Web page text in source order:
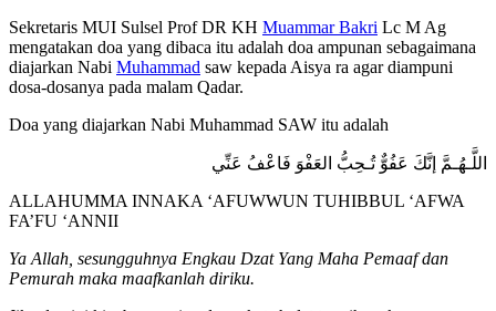
Sekretaris MUI Sulsel Prof DR KH Muammar Bakri Lc M Ag
mengatakan doa yang dibaca itu adalah doa ampunan sebagaimana
diajarkan Nabi Muhammad saw kepada Aisya ra agar diampuni
dosa-dosanya pada malam Qadar.
Doa yang diajarkan Nabi Muhammad SAW itu adalah
اللَّـهُـمَّ إنَّكَ عَفُوٌّ تُـحِبُّ العَفْوَ فَاعْفُ عَنِّي
ALLAHUMMA INNAKA ‘AFUWWUN TUHIBBUL ‘AFWA
FA’FU ‘ANNII
Ya Allah, sesungguhnya Engkau Dzat Yang Maha Pemaaf dan
Pemurah maka maafkanlah diriku.